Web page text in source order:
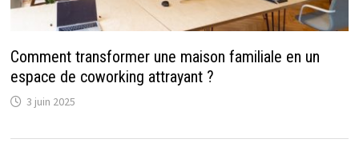
Comment transformer une maison familiale en un
espace de coworking attrayant ?
3 juin 2025